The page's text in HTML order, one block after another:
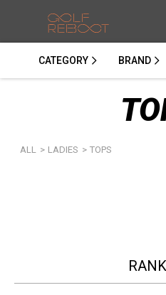
CATEGORY BRAND
ALL > LADIES > TOPS